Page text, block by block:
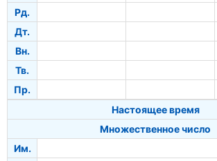
Рд.
Дт.
Вн.
Тв.
Пр.
Настоящее время
Множественное число
Им.